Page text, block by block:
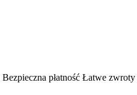
Bezpieczna płatność Łatwe zwroty